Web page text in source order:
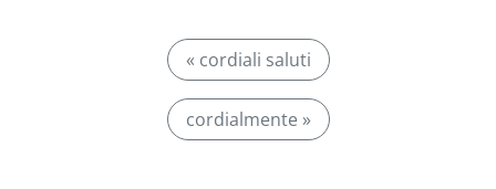
« cordiali saluti
cordialmente »